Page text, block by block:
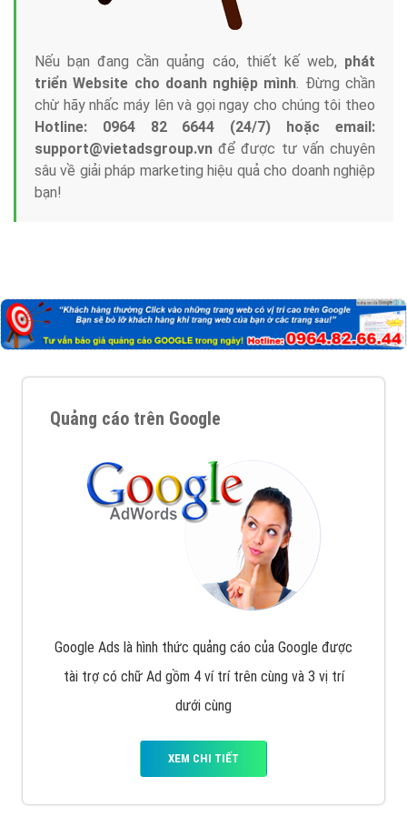
Nếu bạn đang cần quảng cáo, thiết kế web, phát
triển Website cho doanh nghiệp mình. Đừng chần
chừ hãy nhấc máy lên và gọi ngay cho chúng tôi theo
Hotline: 0964 82 6644 (24/7) hoặc email:
support@vietadsgroup.vn để được tư vấn chuyên
sâu về giải pháp marketing hiệu quả cho doanh nghiệp
bạn!
Quảng cáo trên Google
Google Ads là hình thức quảng cáo của Google được
tài trợ có chữ Ad gồm 4 ví trí trên cùng và 3 vị trí
dưới cùng
XEM CHI TIẾT